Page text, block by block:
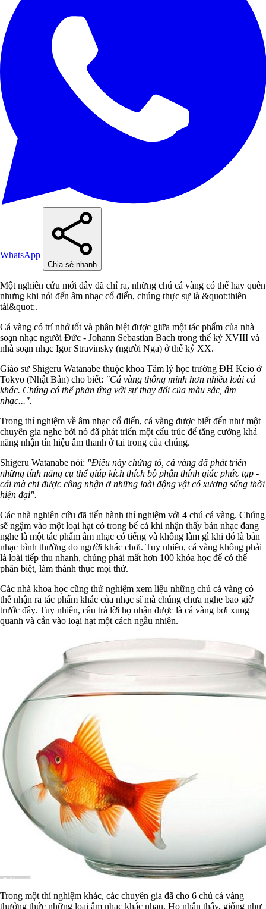
WhatsApp
Chia sẻ nhanh
Một nghiên cứu mới đây đã chỉ ra, những chú cá vàng có thể hay quên
nhưng khi nói đến âm nhạc cổ điển, chúng thực sự là &quot;thiên
tài&quot;.
Cá vàng có trí nhớ tốt và phân biệt được giữa một tác phẩm của nhà
soạn nhạc người Đức - Johann Sebastian Bach trong thế kỷ XVIII và
nhà soạn nhạc Igor Stravinsky (người Nga) ở thế kỷ XX.
Giáo sư Shigeru Watanabe thuộc khoa Tâm lý học trường ĐH Keio ở
Tokyo (Nhật Bản) cho biết: "Cá vàng thông minh hơn nhiều loài cá
khác. Chúng có thể phản ứng với sự thay đổi của màu sắc, âm
nhạc...".
Trong thí nghiệm về âm nhạc cổ điển, cá vàng được biết đến như một
chuyên gia nghe bởi nó đã phát triển một cấu trúc để tăng cường khả
năng nhận tín hiệu âm thanh ở tai trong của chúng.
Shigeru Watanabe nói: "Điều này chứng tỏ, cá vàng đã phát triển
những tính năng cụ thể giúp kích thích bộ phận thính giác phức tạp -
cái mà chỉ được công nhận ở những loài động vật có xương sống thời
hiện đại".
Các nhà nghiên cứu đã tiến hành thí nghiệm với 4 chú cá vàng. Chúng
sẽ ngậm vào một loại hạt có trong bể cá khi nhận thấy bản nhạc đang
nghe là một tác phẩm âm nhạc có tiếng và không làm gì khi đó là bản
nhạc bình thường do người khác chơi. Tuy nhiên, cá vàng không phải
là loài tiếp thu nhanh, chúng phải mất hơn 100 khóa học để có thể
phân biệt, làm thành thục mọi thứ.
Các nhà khoa học cũng thử nghiệm xem liệu những chú cá vàng có
thể nhận ra tác phẩm khác của nhạc sĩ mà chúng chưa nghe bao giờ
trước đây. Tuy nhiên, câu trả lời họ nhận được là cá vàng bơi xung
quanh và cắn vào loại hạt một cách ngẫu nhiên.
Trong một thí nghiệm khác, các chuyên gia đã cho 6 chú cá vàng
thưởng thức những loại âm nhạc khác nhau. Họ nhận thấy, giống như